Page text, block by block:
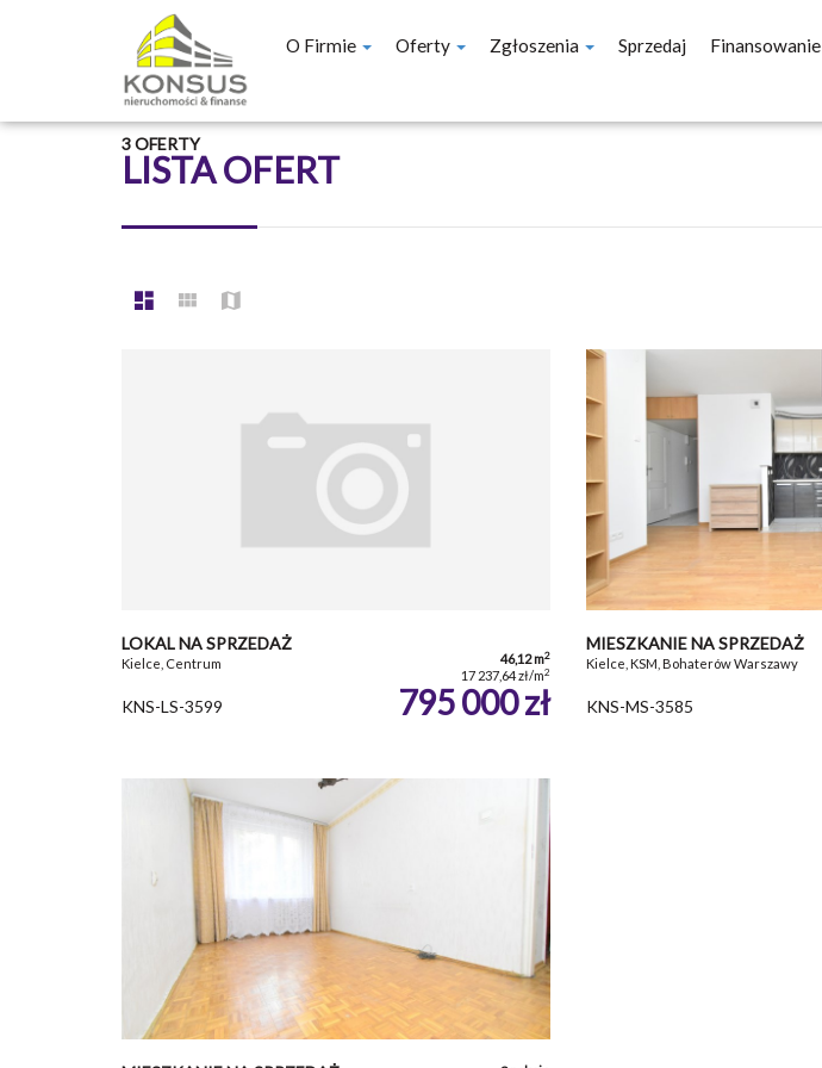
O Firmie Oferty Zgłoszenia Sprzedaj Finansowanie
LISTA OFERT
3 OFERTY
LOKAL NA SPRZEDAŻ
Kielce, Centrum 46,12 m2
17 237,64 zł/m2
KNS-LS-3599 795 000 zł
MIESZKANIE NA SPRZEDAŻ
Kielce, KSM, Bohaterów Warszawy
KNS-MS-3585